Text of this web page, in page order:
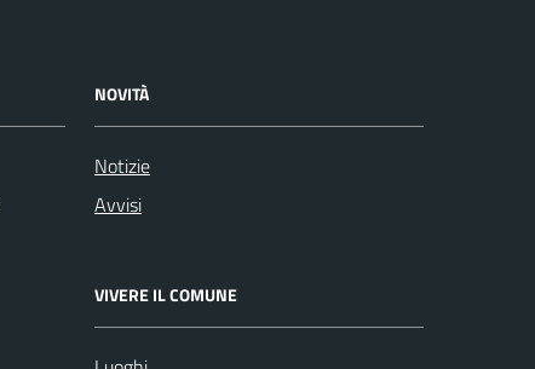
NOVITÀ
Notizie
Avvisi
VIVERE IL COMUNE